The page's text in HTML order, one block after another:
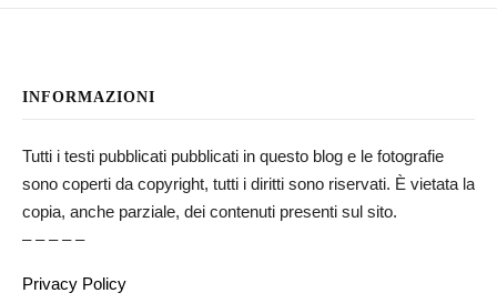
INFORMAZIONI
Tutti i testi pubblicati pubblicati in questo blog e le fotografie
sono coperti da copyright, tutti i diritti sono riservati. È vietata la
copia, anche parziale, dei contenuti presenti sul sito.
– – – – –
Privacy Policy